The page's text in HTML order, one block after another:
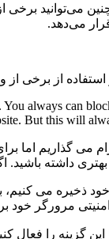
می‌توانید
می‌دهد.
از برخی
always can
But this will
می گذاریم اما
بهتری داشته
می کنیم،
امنیتی مرورگر خود